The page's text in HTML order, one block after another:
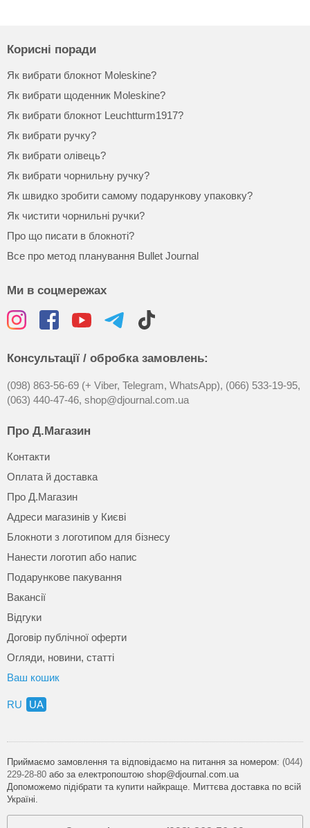
Корисні поради
Як вибрати блокнот Moleskine?
Як вибрати щоденник Moleskine?
Як вибрати блокнот Leuchtturm1917?
Як вибрати ручку?
Як вибрати олівець?
Як вибрати чорнильну ручку?
Як швидко зробити самому подарункову упаковку?
Як чистити чорнильні ручки?
Про що писати в блокноті?
Все про метод планування Bullet Journal
Ми в соцмережах
Консультації / обробка замовлень:
(098) 863-56-69 (+ Viber, Telegram, WhatsApp), (066) 533-19-95,
(063) 440-47-46, shop@djournal.com.ua
Про Д.Магазин
Контакти
Оплата й доставка
Про Д.Магазин
Адреси магазинів у Києві
Блокноти з логотипом для бізнесу
Нанести логотип або напис
Подарункове пакування
Вакансії
Відгуки
Договір публічної оферти
Огляди, новини, статті
Ваш кошик
RU UA
Приймаємо замовлення та відповідаємо на питання за номером: (044)
229-28-80 або за електропоштою shop@djournal.com.ua
Допоможемо підібрати та купити найкраще. Миттєва доставка по всій
Україні.